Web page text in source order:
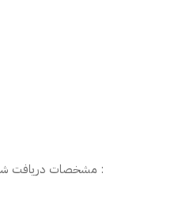
مشخصات دریافت شبکه ایران فردا در ماهواره ترکمنعالم :